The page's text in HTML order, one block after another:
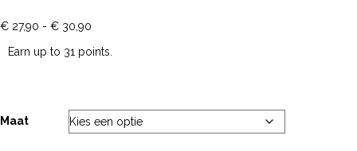
€ 27,90 - € 30,90
tot
Earn up to 31 points.
Maat